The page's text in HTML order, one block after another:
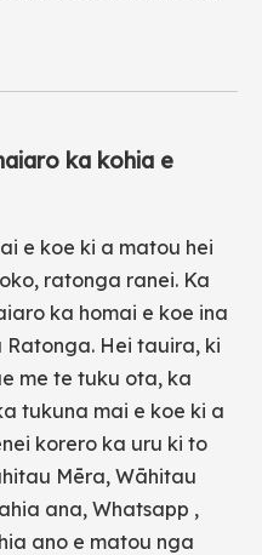
ka kohia e
e koe ki a matou hei
ratonga ranei. Ka
ka homai e koe ina
Hei tauira, ki
me te tuku ota, ka
tukuna mai e koe ki a
korero ka uru ki to
Mēra, Wāhitau
ana, Whatsapp ,
ano e matou nga